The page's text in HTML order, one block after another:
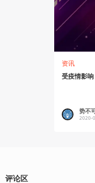
资讯
受疫情影
势不
2020-
评论区